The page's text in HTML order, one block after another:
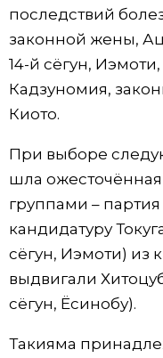
последствий
законной жены,
14-й сёгун,
Кадзуномия,
Киото.
При выборе
шла
группами –
кандидатуру
сёгун, Иэмоти) из
выдвигали
сёгун, Ёсинобу).
Такияма